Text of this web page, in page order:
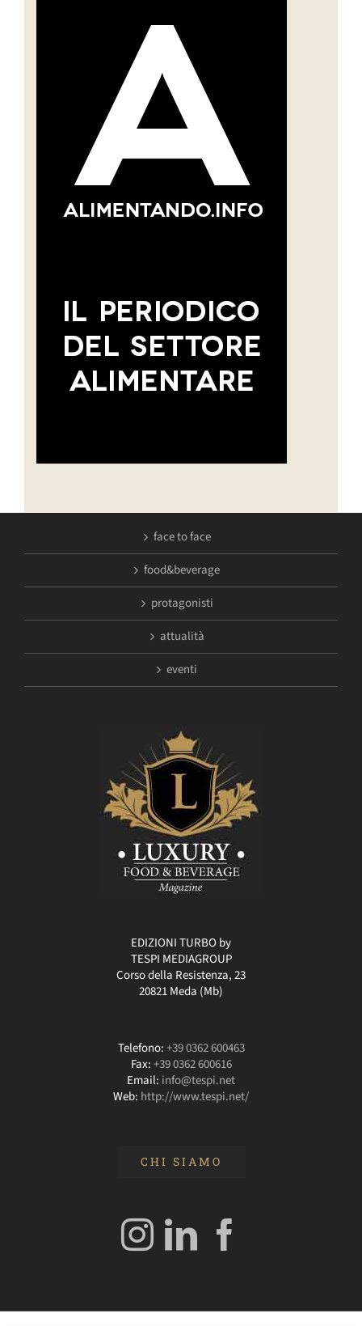
face to face
food&beverage
protagonisti
attualità
eventi
EDIZIONI TURBO by
TESPI MEDIAGROUP
Corso della Resistenza, 23
20821 Meda (Mb)
Telefono:+39 0362 600463
Fax:+39 0362 600616
Email: info@tespi.net
Web: http://www.tespi.net/
CHI SIAMO